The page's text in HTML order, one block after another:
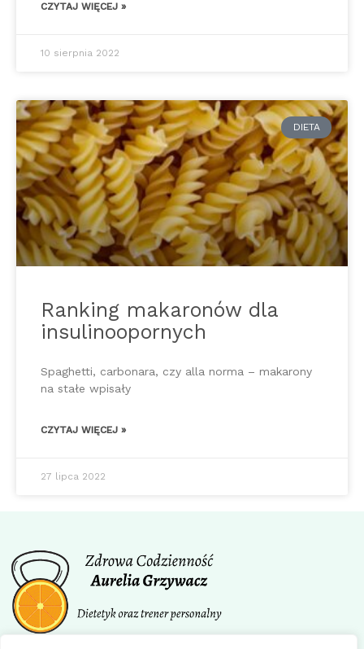
CZYTAJ WIĘCEJ »
10 sierpnia 2022
DIETA
Ranking makaronów dla
insulinoopornych
Spaghetti, carbonara, czy alla norma – makarony
na stałe wpisały
CZYTAJ WIĘCEJ »
27 lipca 2022